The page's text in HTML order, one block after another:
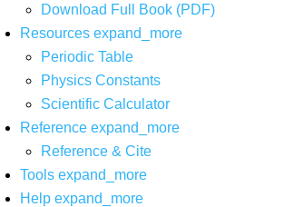
Download Full Book (PDF)
Resources expand_more
Periodic Table
Physics Constants
Scientific Calculator
Reference expand_more
Reference & Cite
Tools expand_more
Help expand_more